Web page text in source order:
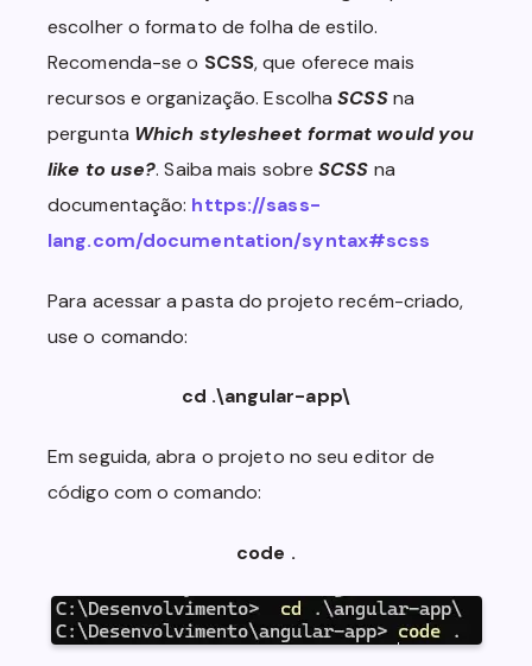
escolher o formato de folha de estilo.
Recomenda-se o SCSS, que oferece mais
recursos e organização. EscolhaSCSSna
pergunta Which stylesheet format would you
like to use?. Saiba mais sobreSCSS na
documentação: https://sass-
lang.com/documentation/syntax#scss
Para acessar a pasta do projeto recém-criado,
use o comando:
cd .\angular-app\
Em seguida, abra o projeto no seu editor de
código com o comando:
code .